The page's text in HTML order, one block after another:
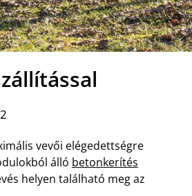
vevői elégedettségre
álló betonkerítés
helyen található meg az